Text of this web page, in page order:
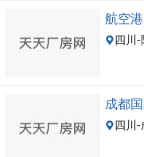
航空
四川-
成都
四川